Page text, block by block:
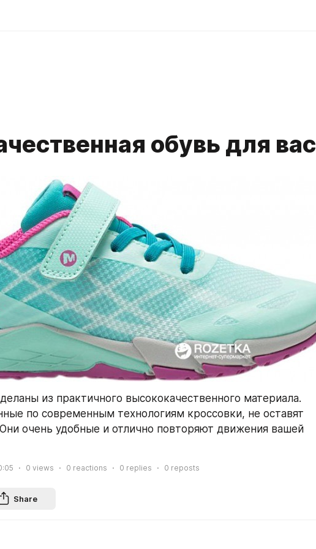
обувь для вас
из практичного высококачественного материала.
по современным технологиям кроссовки, не оставят
очень удобные и отлично повторяют движения вашей
0 views 0 reactions 0 replies 0 reposts
Share